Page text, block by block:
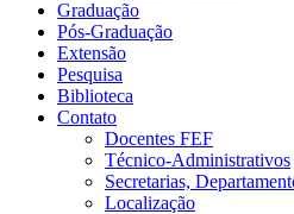
Graduação
Pós-Graduação
Extensão
Pesquisa
Biblioteca
Contato
Docentes FEF
Técnico-Administrativos
Secretarias,
Localização